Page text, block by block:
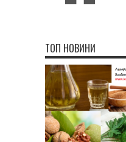
ТОП НОВИНИ